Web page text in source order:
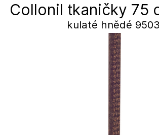
Collonil tkaničky 75 cm slabé
kulaté hnědé 9503